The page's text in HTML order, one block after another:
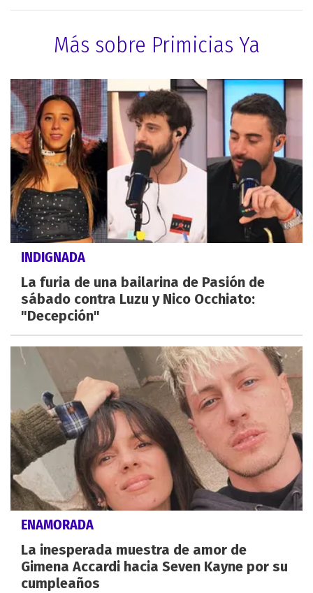
Más sobre Primicias Ya
INDIGNADA
La furia de una bailarina de Pasión de
sábado contra Luzu y Nico Occhiato:
"Decepción"
ENAMORADA
La inesperada muestra de amor de
Gimena Accardi hacia Seven Kayne por su
cumpleaños